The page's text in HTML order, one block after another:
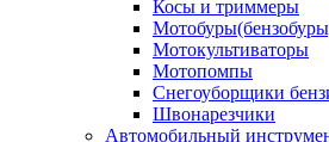
Косы и триммеры
Мотокультиваторы
Мотопомпы
Снегоуборщики
Швонарезчики
Автомобильный